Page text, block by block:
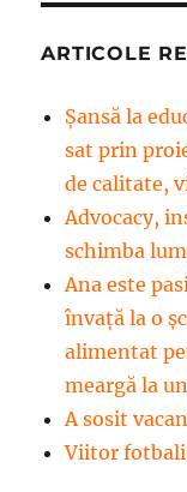
ARTICOLE
Șansă la
sat prin
de calitate,
Advocacy,
schimba
Ana este
învață la o
alimentat
meargă la
A sosit
Viitor